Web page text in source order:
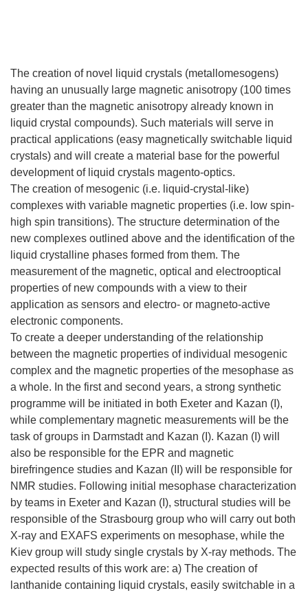
The creation of novel liquid crystals (metallomesogens)
having an unusually large magnetic anisotropy (100 times
greater than the magnetic anisotropy already known in
liquid crystal compounds). Such materials will serve in
practical applications (easy magnetically switchable liquid
crystals) and will create a material base for the powerful
development of liquid crystals magento-optics.
The creation of mesogenic (i.e. liquid-crystal-like)
complexes with variable magnetic properties (i.e. low spin-
high spin transitions). The structure determination of the
new complexes outlined above and the identification of the
liquid crystalline phases formed from them. The
measurement of the magnetic, optical and electrooptical
properties of new compounds with a view to their
application as sensors and electro- or magneto-active
electronic components.
To create a deeper understanding of the relationship
between the magnetic properties of individual mesogenic
complex and the magnetic properties of the mesophase as
a whole. In the first and second years, a strong synthetic
programme will be initiated in both Exeter and Kazan (I),
while complementary magnetic measurements will be the
task of groups in Darmstadt and Kazan (I). Kazan (I) will
also be responsible for the EPR and magnetic
birefringence studies and Kazan (II) will be responsible for
NMR studies. Following initial mesophase characterization
by teams in Exeter and Kazan (I), structural studies will be
responsible of the Strasbourg group who will carry out both
X-ray and EXAFS experiments on mesophase, while the
Kiev group will study single crystals by X-ray methods. The
expected results of this work are: a) The creation of
lanthanide containing liquid crystals, easily switchable in a